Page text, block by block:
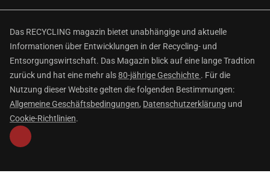
Das RECYCLING magazin bietet unabhängige und aktuelle
Informationen über Entwicklungen in der Recycling- und
Entsorgungswirtschaft. Das Magazin blick auf eine lange Tradtion
zurück und hat eine mehr als80-jährige Geschichte . Für die
Nutzung dieser Website gelten die folgenden Bestimmungen:
Allgemeine Geschäftsbedingungen, Datenschutzerklärung und
Cookie-Richtlinien.